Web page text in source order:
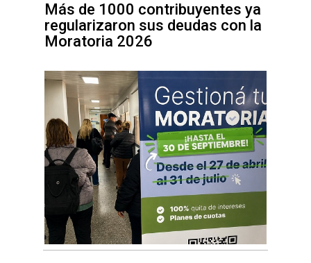
Más de 1000 contribuyentes ya
regularizaron sus deudas con la
Moratoria 2026